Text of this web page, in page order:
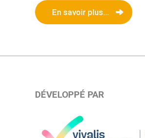
En savoir plus...
DÉVELOPPÉ PAR